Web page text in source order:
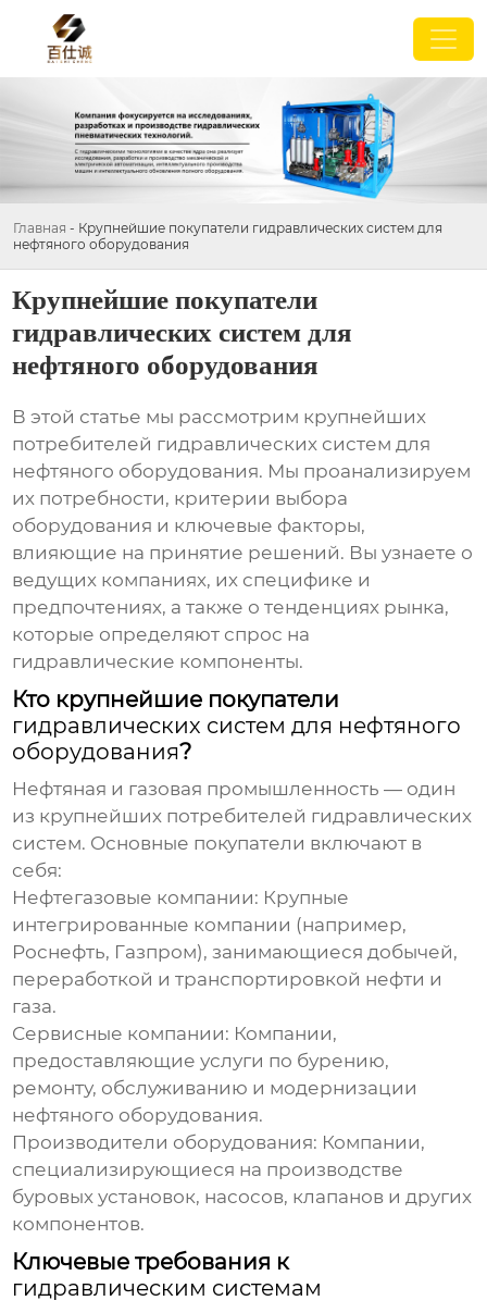
Главная - Крупнейшие покупатели гидравлических систем для
нефтяного оборудования
Крупнейшие покупатели
гидравлических систем для
нефтяного оборудования
В этой статье мы рассмотрим крупнейших
потребителей гидравлических систем для
нефтяного оборудования. Мы проанализируем
их потребности, критерии выбора
оборудования и ключевые факторы,
влияющие на принятие решений. Вы узнаете о
ведущих компаниях, их специфике и
предпочтениях, а также о тенденциях рынка,
которые определяют спрос на
гидравлические компоненты.
Кто крупнейшие покупатели
гидравлических систем для нефтяного
оборудования?
Нефтяная и газовая промышленность — один
из крупнейших потребителей гидравлических
систем. Основные покупатели включают в
себя:
Нефтегазовые компании: Крупные
интегрированные компании (например,
Роснефть, Газпром), занимающиеся добычей,
переработкой и транспортировкой нефти и
газа.
Сервисные компании: Компании,
предоставляющие услуги по бурению,
ремонту, обслуживанию и модернизации
нефтяного оборудования.
Производители оборудования: Компании,
специализирующиеся на производстве
буровых установок, насосов, клапанов и других
компонентов.
Ключевые требования к
гидравлическим системам